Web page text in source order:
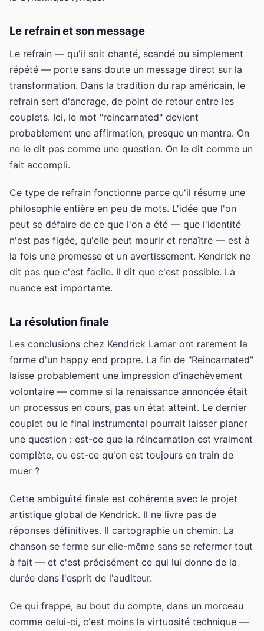
Le refrain et son message
Le refrain — qu'il soit chanté, scandé ou simplement
répété — porte sans doute un message direct sur la
transformation. Dans la tradition du rap américain, le
refrain sert d'ancrage, de point de retour entre les
couplets. Ici, le mot "reincarnated" devient
probablement une affirmation, presque un mantra. On
ne le dit pas comme une question. On le dit comme un
fait accompli.
Ce type de refrain fonctionne parce qu'il résume une
philosophie entière en peu de mots. L'idée que l'on
peut se défaire de ce que l'on a été — que l'identité
n'est pas figée, qu'elle peut mourir et renaître — est à
la fois une promesse et un avertissement. Kendrick ne
dit pas que c'est facile. Il dit que c'est possible. La
nuance est importante.
La résolution finale
Les conclusions chez Kendrick Lamar ont rarement la
forme d'un happy end propre. La fin de "Reincarnated"
laisse probablement une impression d'inachèvement
volontaire — comme si la renaissance annoncée était
un processus en cours, pas un état atteint. Le dernier
couplet ou le final instrumental pourrait laisser planer
une question : est-ce que la réincarnation est vraiment
complète, ou est-ce qu'on est toujours en train de
muer ?
Cette ambiguïté finale est cohérente avec le projet
artistique global de Kendrick. Il ne livre pas de
réponses définitives. Il cartographie un chemin. La
chanson se ferme sur elle-même sans se refermer tout
à fait — et c'est précisément ce qui lui donne de la
durée dans l'esprit de l'auditeur.
Ce qui frappe, au bout du compte, dans un morceau
comme celui-ci, c'est moins la virtuosité technique —